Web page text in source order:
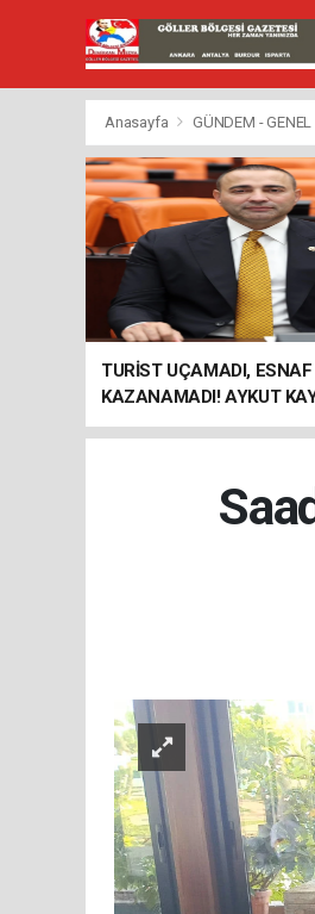
Anasayfa GÜNDEM - GENEL
TURİST UÇAMADI, ESNAF
KAZANAMADI! AYKUT
"BAGAJ HAKKI" ÇAĞRISI